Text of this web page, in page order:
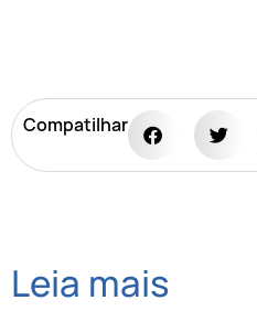
Compatilhar
Leia mais